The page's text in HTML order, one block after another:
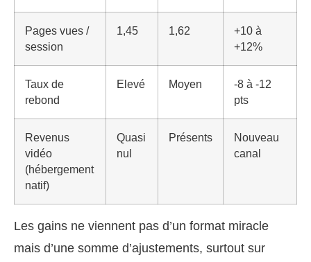
Pages vues /
session
1,45 1,62
+10 à
+12%
Taux de
rebond
Elevé Moyen
-8 à -12
pts
Revenus
vidéo
(hébergement
natif)
Quasi
nul
Présents
Nouveau
canal
Les gains ne viennent pas d’un format miracle
mais d’une somme d’ajustements, surtout sur